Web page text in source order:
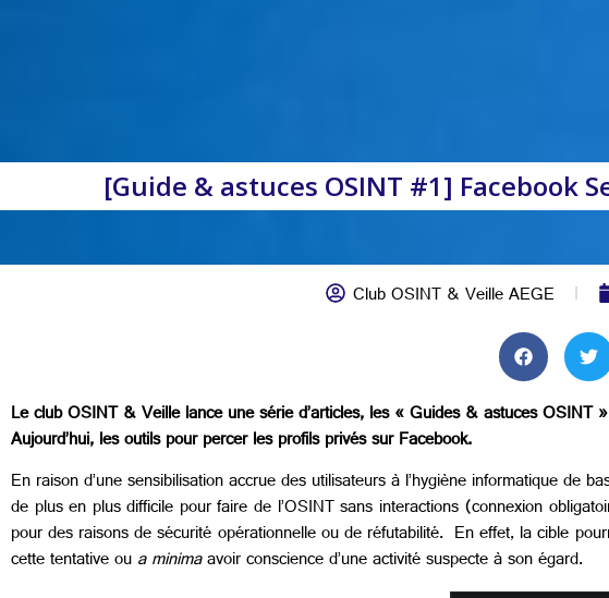
[Guide & astuces OSINT #1] Facebook
Club OSINT & Veille AEGE
Le club OSINT & Veille lance une série d’articles, les « Guides & astuces OSINT
Aujourd’hui, les outils pour percer les profils privés sur Facebook.
En raison d’une sensibilisation accrue des utilisateurs à l’hygiène informatique de
de plus en plus difficile pour faire de l’OSINT sans interactions (connexion
pour des raisons de sécurité opérationnelle ou de réfutabilité. En effet, la cible
cette tentative oua minimaavoir conscience d’une activité suspecte à son égard.